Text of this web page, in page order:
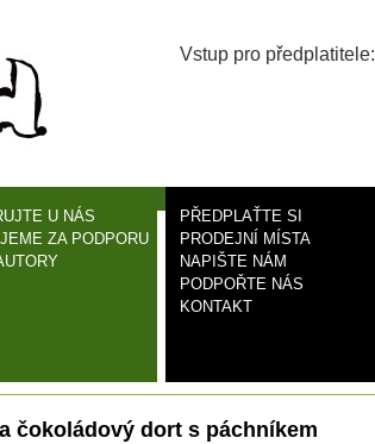
Vstup pro předplatitele:
U NÁS
ZA PODPORU
PŘEDPLAŤTE SI
PRODEJNÍ MÍSTA
NAPIŠTE NÁM
PODPOŘTE NÁS
KONTAKT
čokoládový dort s páchníkem